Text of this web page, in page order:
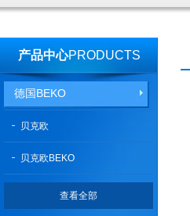
产品中心PRODUCTS
德国BEKO
贝克欧
贝克欧BEKO
查看全部